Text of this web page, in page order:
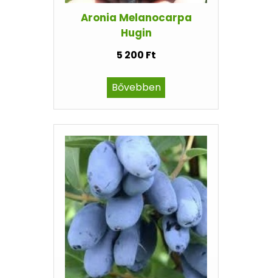
Aronia Melanocarpa
Hugin
5 200 Ft
Bővebben